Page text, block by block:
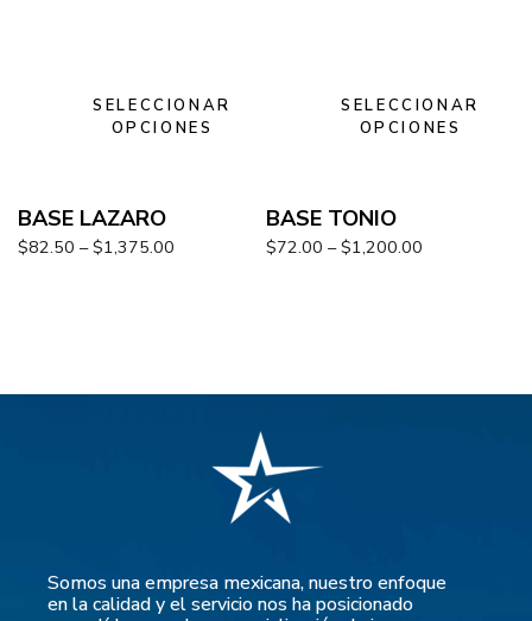
SELECCIONAR
OPCIONES
BASE LAZARO
$82.50 – $1,375.00
SELECCIONAR
OPCIONES
BASE TONIO
$72.00 – $1,200.00
Somos una empresa mexicana, nuestro enfoque
en la calidad y el servicio nos ha posicionado